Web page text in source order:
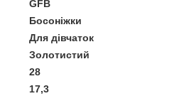
GFB
Босоніжки
Для дівчаток
Золотистий
28
17,3